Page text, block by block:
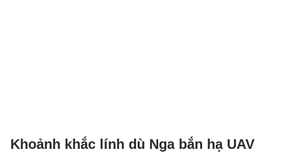
Khoảnh khắc lính dù Nga bắn hạ UAV